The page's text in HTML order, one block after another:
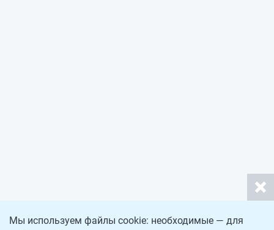
Мы используем файлы cookie: необходимые — для